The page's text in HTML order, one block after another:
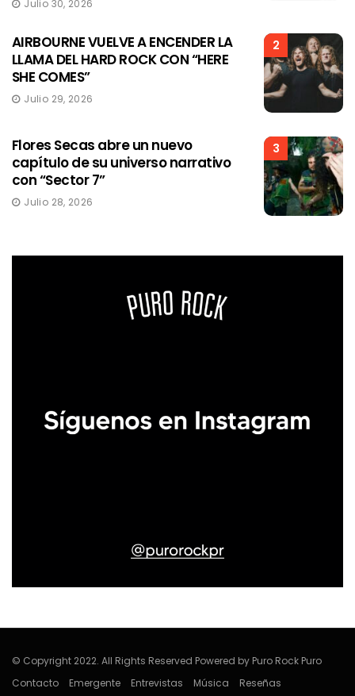
Julio 30, 2026
2
AIRBOURNE VUELVE A ENCENDER LA
LLAMA DEL HARD ROCK CON “HERE
SHE COMES”
Julio 29, 2026
3
Flores Secas abre un nuevo
capítulo de su universo narrativo
con “Sector 7”
Julio 28, 2026
© Copyright 2022. All Rights Reserved Powered by Puro Rock Puro
Contacto
Emergente Entrevistas Música Reseñas